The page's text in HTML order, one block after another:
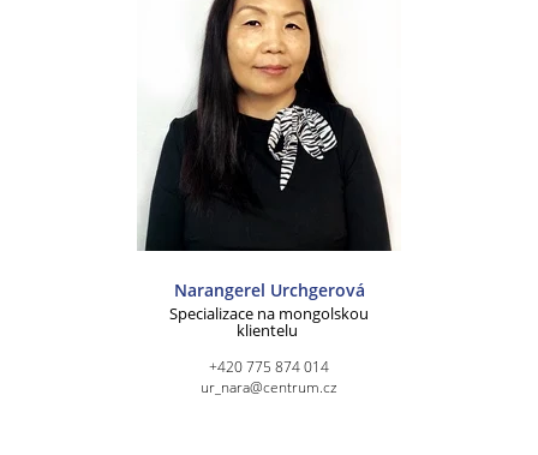
Narangerel Urchgerová
Specializace na mongolskou
klientelu
+420 775 874 014
ur_nara@centrum.cz